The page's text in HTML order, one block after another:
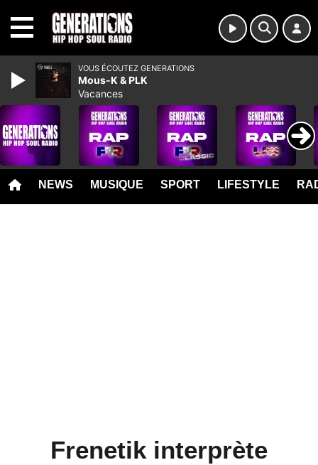
NEWS MUSIQUE SPORT LIFESTYLE
Frenetik interprète
VOUS ÉCOUTEZ GENERATIONS
Mous-K & PLK
Vacances